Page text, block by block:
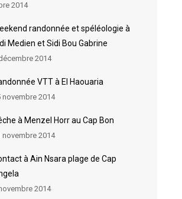
2014
randonnée et spéléologie à
Medien et Sidi Bou Gabrine
2014
VTT à El Haouaria
novembre 2014
à Menzel Horr au Cap Bon
novembre 2014
à Ain Nsara plage de Cap
2014